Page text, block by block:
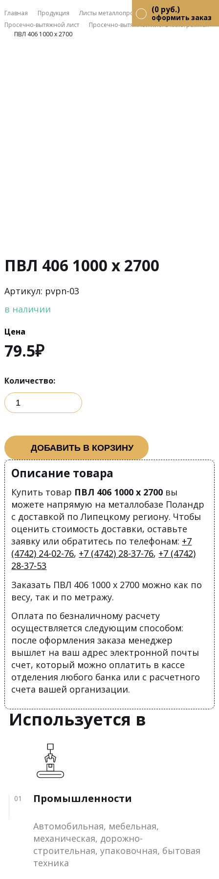
(0 руб.)
оформить заказ
Главная Продукция
Листы металлопрокат
Проcечно-вытяжной лист
Проcечно-вытяжной лист в килограммах
ПВЛ 406 1000 х 2700
ПВЛ 406 1000 х 2700
Артикул: pvpn-03
в наличии
Цена
79.5₽
Количество:
ДОБАВИТЬ В КОРЗИНУ
Описание товара
Купить товар ПВЛ 406 1000 х 2700 вы
можете напрямую на металлобазе Поландр
с доставкой по Липецкому региону. Чтобы
оценить стоимость доставки, оставьте
заявку или обратитесь по телефонам: +7
(4742) 24-02-76, +7 (4742) 28-37-76, +7 (4742)
28-37-53
Заказать ПВЛ 406 1000 х 2700 можно как по
весу, так и по метражу.
Оплата по безналичному расчету
осуществляется следующим способом:
после оформления заказа менеджер
вышлет на ваш адрес электронной почты
счет, который можно оплатить в кассе
отделения любого банка или с расчетного
счета вашей организации.
Используется в
01 Промышленности
Автомобильная, мебельная,
механическая, дорожно-
строительная, упаковочная, бытовая
техника